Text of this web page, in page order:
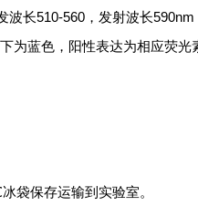
长510-560，发射波长
为蓝色，阳性表达为相应荧光
袋保存运输到实验室。